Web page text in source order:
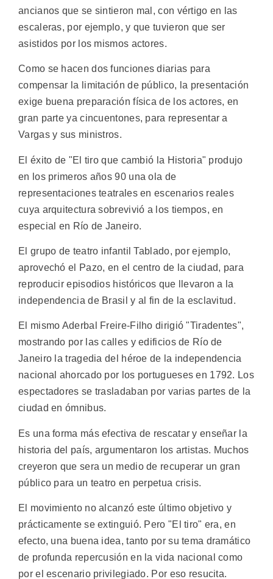
ancianos que se sintieron mal, con vértigo en las
escaleras, por ejemplo, y que tuvieron que ser
asistidos por los mismos actores.
Como se hacen dos funciones diarias para
compensar la limitación de público, la presentación
exige buena preparación física de los actores, en
gran parte ya cincuentones, para representar a
Vargas y sus ministros.
El éxito de "El tiro que cambió la Historia" produjo
en los primeros años 90 una ola de
representaciones teatrales en escenarios reales
cuya arquitectura sobrevivió a los tiempos, en
especial en Río de Janeiro.
El grupo de teatro infantil Tablado, por ejemplo,
aprovechó el Pazo, en el centro de la ciudad, para
reproducir episodios históricos que llevaron a la
independencia de Brasil y al fin de la esclavitud.
El mismo Aderbal Freire-Filho dirigió "Tiradentes",
mostrando por las calles y edificios de Río de
Janeiro la tragedia del héroe de la independencia
nacional ahorcado por los portugueses en 1792. Los
espectadores se trasladaban por varias partes de la
ciudad en ómnibus.
Es una forma más efectiva de rescatar y enseñar la
historia del país, argumentaron los artistas. Muchos
creyeron que sera un medio de recuperar un gran
público para un teatro en perpetua crisis.
El movimiento no alcanzó este último objetivo y
prácticamente se extinguió. Pero "El tiro" era, en
efecto, una buena idea, tanto por su tema dramático
de profunda repercusión en la vida nacional como
por el escenario privilegiado. Por eso resucita.